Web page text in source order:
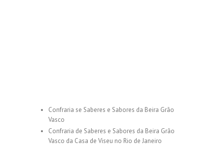
Confraria se Saberes e Sabores da Beira Grão
Vasco
Confraria de Saberes e Sabores da Beira Grão
Vasco da Casa de Viseu no Rio de Janeiro